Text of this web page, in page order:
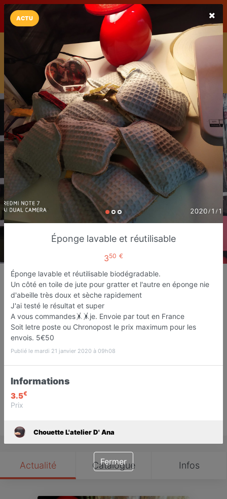
LaCarte Play Store
Installez l'App LaCarte
Téléchargez gratuitement l'app LaCarte pour suivre vos
commerces favoris et ne rien rater !
Télécharger Plus tard
Chouette L'atelier D' Ana
Repassage et retouches
Boulogne-sur-Mer
Favori Contacter
08:00
Actualité Catalogue Infos
ACTU
Éponge lavable et réutilisable
350 €
Éponge lavable et réutilisable biodégradable.
Un côté en toile de jute pour gratter et l'autre en éponge nie
d'abeille très doux et sèche rapidement
J'ai testé le résultat et super
A vous commandes🤸🤸je. Envoie par tout en France
Soit letre poste ou Chronopost le prix maximum pour les
envois. 5€50
Publié le mardi 21 janvier 2020 à 09h08
Informations
3.5€
Prix
Chouette L'atelier D' Ana
Fermer